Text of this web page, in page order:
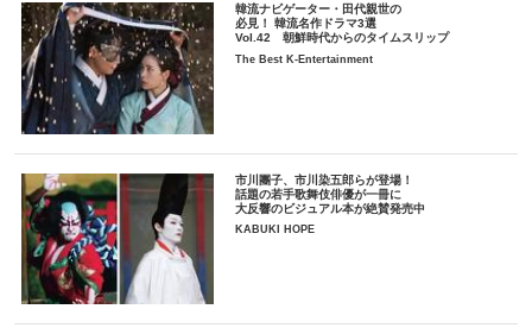
韓流ナビゲーター・田代親世の
必見！ 韓流名作ドラマ3選
Vol.42 朝鮮時代からのタイムスリップ
The Best K-Entertainment
市川團子、市川染五郎らが登場！
話題の若手歌舞伎俳優が一冊に
大反響のビジュアル本が絶賛発売中
KABUKI HOPE